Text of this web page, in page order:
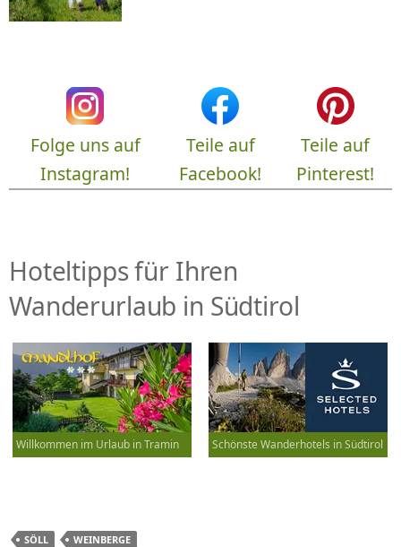
Folge uns auf
Instagram!
Teile auf
Facebook!
Teile auf
Pinterest!
Hoteltipps für Ihren
Wanderurlaub in Südtirol
Willkommen im Urlaub in Tramin Schönste Wanderhotels in Südtirol
SÖLL WEINBERGE